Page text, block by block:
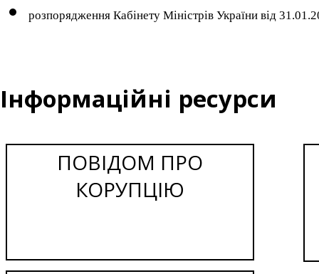
розпорядження Кабінету Міністрів України від
Інформаційні ресурси
ПОВІДОМ ПРО
КОРУПЦІЮ